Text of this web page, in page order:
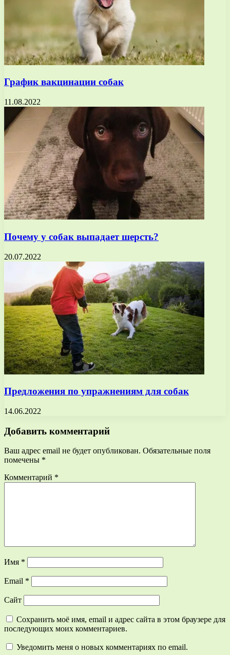
График вакцинации собак
11.08.2022
Почему у собак выпадает шерсть?
20.07.2022
Предложения по упражнениям для собак
14.06.2022
Добавить комментарий
Ваш адрес email не будет опубликован. Обязательные поля
помечены *
Комментарий *
Имя *
Email *
Сайт
Сохранить моё имя, email и адрес сайта в этом браузере для
последующих моих комментариев.
Уведомить меня о новых комментариях по email.